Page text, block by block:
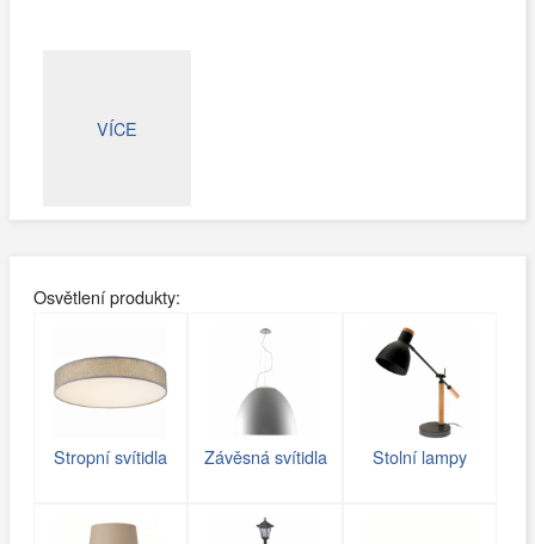
VÍCE
Osvětlení produkty:
Stropní svítidla Závěsná svítidla Stolní lampy